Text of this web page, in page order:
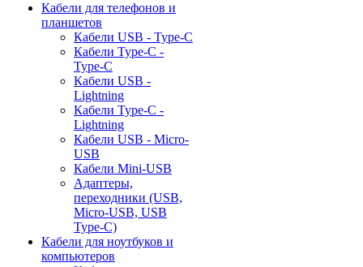
Кабели для телефонов и
планшетов
Кабели USB - Type-C
Кабели Type-C -
Type-C
Кабели USB -
Lightning
Кабели Type-C -
Lightning
Кабели USB - Micro-
USB
Кабели Mini-USB
Адаптеры,
переходники (USB,
Micro-USB, USB
Type-C)
Кабели для ноутбуков и
компьютеров